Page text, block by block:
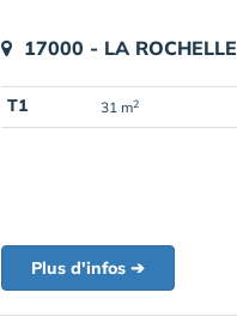
17000 - LA ROCHELLE
T1 31 m2
Plus d'infos ➔